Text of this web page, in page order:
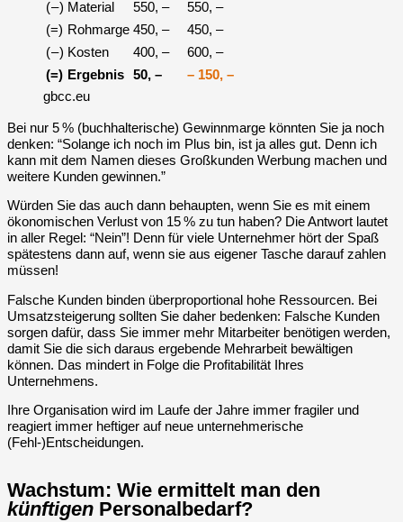
( – ) Material 550, –
550, –
(=) Rohmarge 450, –
450, –
( – ) Kosten 400, –
600, –
(=) Ergebnis 50, –
– 150, –
gbcc.eu
Bei nur 5 % (buchhalterische) Gewinnmarge könnten Sie ja noch
denken: “Solange ich noch im Plus bin, ist ja alles gut. Denn ich
kann mit dem Namen dieses Großkunden Werbung machen und
weitere Kunden gewinnen.”
Würden Sie das auch dann behaupten, wenn Sie es mit einem
ökonomischen Verlust von 15 % zu tun haben? Die Antwort lautet
in aller Regel: “Nein”! Denn für viele Unternehmer hört der Spaß
spätestens dann auf, wenn sie aus eigener Tasche darauf zahlen
müssen!
Falsche Kunden binden überproportional hohe Ressourcen. Bei
Umsatzsteigerung sollten Sie daher bedenken: Falsche Kunden
sorgen dafür, dass Sie immer mehr Mitarbeiter benötigen werden,
damit Sie die sich daraus ergebende Mehrarbeit bewältigen
können. Das mindert in Folge die Profitabilität Ihres
Unternehmens.
Ihre Organisation wird im Laufe der Jahre immer fragiler und
reagiert immer heftiger auf neue unternehmerische
(Fehl-)Entscheidungen.
Wachstum: Wie ermittelt man den
künftigen Personalbedarf?